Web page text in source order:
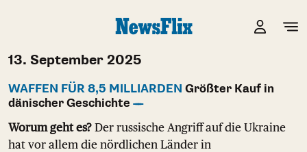
13. September 2025
WAFFEN FÜR 8,5 MILLIARDEN Größter Kauf in
dänischer Geschichte
Worum geht es? Der russische Angriff auf die Ukraine
hat vor allem die nördlichen Länder in